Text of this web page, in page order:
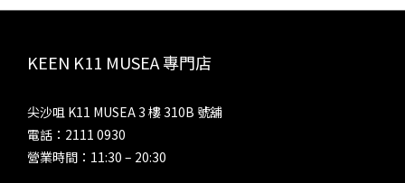
KEEN K11 MUSEA 專門店
尖沙咀 K11 MUSEA 3 樓 310B 號舖
電話：2111 0930
營業時間：11:30 – 20:30